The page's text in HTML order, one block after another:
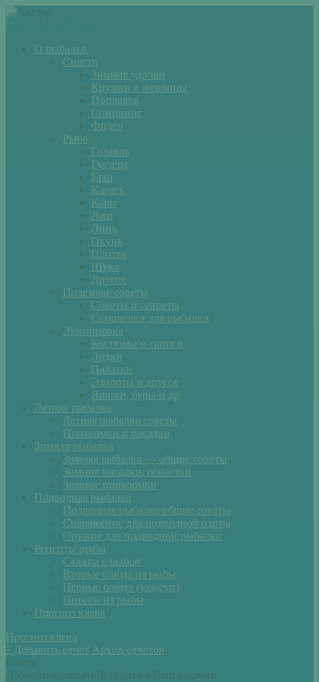
О рыбалке
Снасти
Зимние удочки
Кружки и жерлицы
Поплавок
Спиннинг
Фидер
Рыба
Голавль
Густера
Ёрш
Карась
Карп
Лещ
Линь
Окунь
Плотва
Щука
Другие
Полезные советы
Советы и секреты
Самоделки для рыбалки
Экипировка
Костюмы и сапоги
Лодки
Палатки
Эхолоты и другое
Ящики, буры и др
Летняя рыбалка
Летняя рыбалка советы
Прикормки и насадки
Зимняя рыбалка
Зимняя рыбалка — общие советы
Зимние насадки, оснастки
Зимние прикормки
Подводная рыбалка
Подводная рыбалка общие советы
Снаряжение для подводной охоты
Оружие для подводной рыбалки
Рецепты рыбы
Салаты с рыбой
Вторые блюда из рыбы
Первые блюда (уха,суп)
Пироги из рыбы
Прогноз клева
Прогноз клева
+ Добавить отчет Архив отчетов
Войти
Добро пожаловать! Войдите в Ваш аккаунт